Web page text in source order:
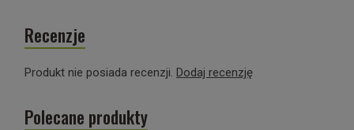
Recenzje
Produkt nie posiada recenzji. Dodaj recenzję
Polecane produkty